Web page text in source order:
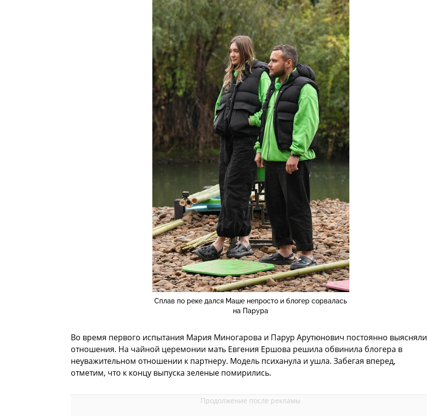
Сплав по реке дался Маше непросто и блогер сорвалась
на Парура
Во время первого испытания Мария Миногарова и Парур Арутюнович постоянно выясняли
отношения. На чайной церемонии мать Евгения Ершова решила обвинила блогера в
неуважительном отношении к партнеру. Модель психанула и ушла. Забегая вперед,
отметим, что к концу выпуска зеленые помирились.